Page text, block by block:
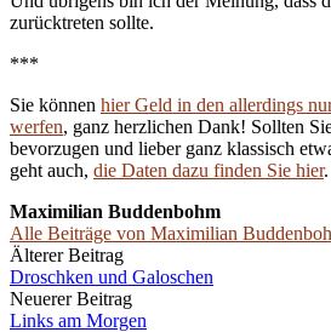
zurücktreten sollte.
***
Sie können hier Geld in den allerdings
werfen, ganz herzlichen Dank! Sollten
bevorzugen und lieber ganz klassisch
geht auch, die Daten dazu finden Sie hier
Maximilian Buddenbohm
Alle Beiträge von Maximilian
Beitrags-
Navigation
Älterer Beitrag
Droschken und Galoschen
Neuerer Beitrag
Links am Morgen